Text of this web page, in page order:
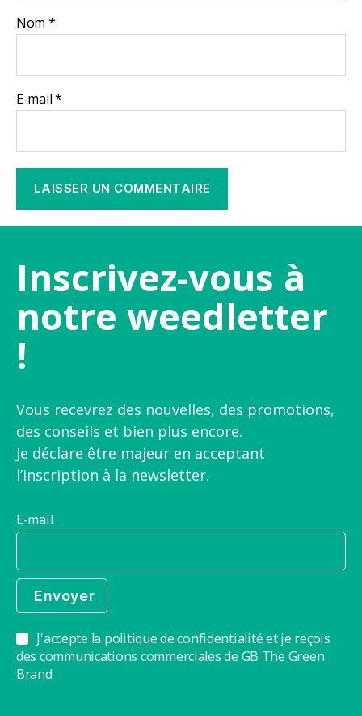
Nom *
E-mail*
Inscrivez-vous à
notre weedletter
!
Vous recevrez des nouvelles, des promotions,
des conseils et bien plus encore.
Je déclare être majeur en acceptant
l’inscription à la newsletter.
E-mail
J'accepte la politique de confidentialité et je reçois
des communications commerciales de GB The Green
Brand